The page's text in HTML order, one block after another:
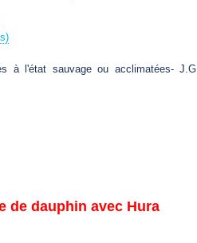
à l'état sauvage ou acclimatées-
de dauphin avec Hura